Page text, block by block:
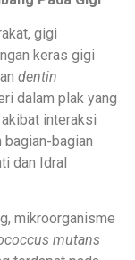
gigi
keras gigi
dentin
dalam plak yang
interaksi
bagian-bagian
dan Idral
mikroorganisme
mutans